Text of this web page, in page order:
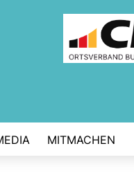
MITMACHEN